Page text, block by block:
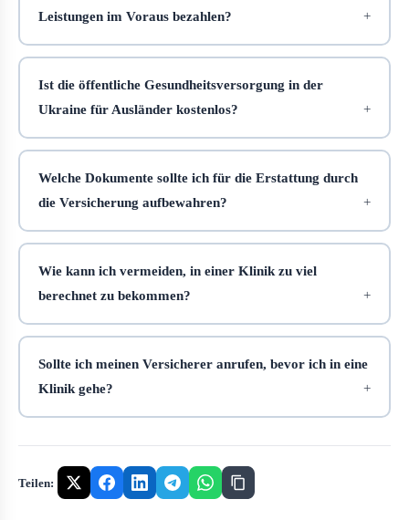
Leistungen im Voraus bezahlen?
Ist die öffentliche Gesundheitsversorgung in der
Ukraine für Ausländer kostenlos?
Welche Dokumente sollte ich für die Erstattung durch
die Versicherung aufbewahren?
Wie kann ich vermeiden, in einer Klinik zu viel
berechnet zu bekommen?
Sollte ich meinen Versicherer anrufen, bevor ich in eine
Klinik gehe?
Teilen: